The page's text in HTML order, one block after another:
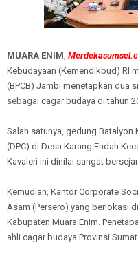
MUARA ENIM,
Kebudayaan (Kemendikbud) RI
(BPCB) Jambi menetapkan dua
sebagai cagar budaya di tahun
Salah satunya, gedung Batalyon
(DPC) di Desa Karang Endah
Kavaleri ini dinilai sangat
Kemudian, Kantor Corporate
Asam (Persero) yang berlokasi
Kabupaten Muara Enim.
ahli cagar budaya Provinsi